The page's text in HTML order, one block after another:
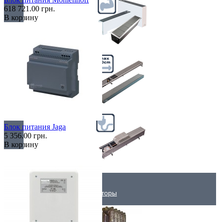
Узкие (200 мм)
Дизайнерские радиаторы
618 721.00 грн.
В корзину
Блок питания Jaga
5 356.00 грн.
В корзину